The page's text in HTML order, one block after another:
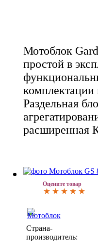
Мотоблок
простой в
комплектации
Раздельная
расширенная
Оцените товар
Страна-
производитель: